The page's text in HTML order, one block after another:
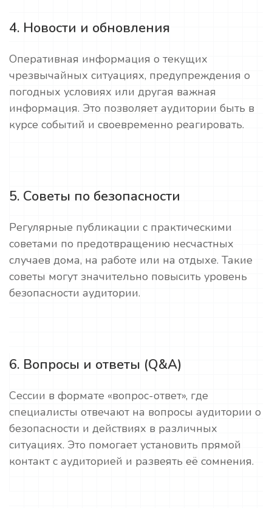
4. Новости и обновления
Оперативная информация о текущих
чрезвычайных ситуациях, предупреждения о
погодных условиях или другая важная
информация. Это позволяет аудитории быть в
курсе событий и своевременно реагировать.
5. Советы по безопасности
Регулярные публикации с практическими
советами по предотвращению несчастных
случаев дома, на работе или на отдыхе. Такие
советы могут значительно повысить уровень
безопасности аудитории.
6. Вопросы и ответы (Q&A)
Сессии в формате «вопрос-ответ», где
специалисты отвечают на вопросы аудитории о
безопасности и действиях в различных
ситуациях. Это помогает установить прямой
контакт с аудиторией и развеять её сомнения.